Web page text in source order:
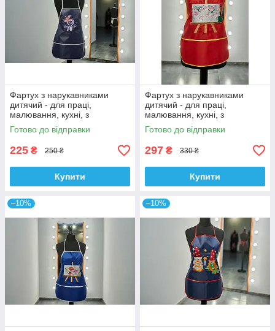
Фартух з нарукавниками
дитячий - для праці,
малювання, кухні, з
вишивкою - Квітка, колір -
сірий
Готово до відправки
225 ₴ 250 ₴
Купити
Фартух з нарукавниками
дитячий - для праці,
малювання, кухні, з
вишивкою - малюнок 2, колір
- червоний
Готово до відправки
297 ₴ 330 ₴
Купити
–10% –10%